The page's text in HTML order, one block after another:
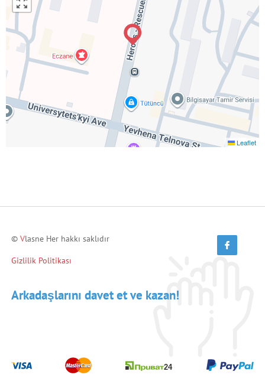
Leaflet
© Vlasne Her hakkı saklıdır
Gizlilik Politikası
Arkadaşlarını davet et ve kazan!